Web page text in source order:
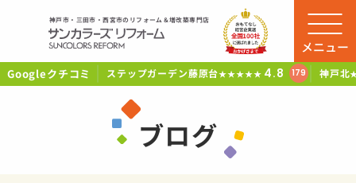
神戸市・三田市・西宮市のリフォーム＆増改築専門店
Googleクチコミ ステップガーデン藤原台★★★★★ 4.8 179 神戸北
メニュー
ブログ